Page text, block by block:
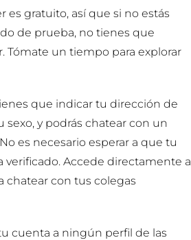
es gratuito, así que si no estás
de prueba, no tienes que
Tómate un tiempo para explorar
que indicar tu dirección de
sexo, y podrás chatear con un
es necesario esperar a que tu
verificado. Accede directamente a
chatear con tus colegas
cuenta a ningún perfil de las